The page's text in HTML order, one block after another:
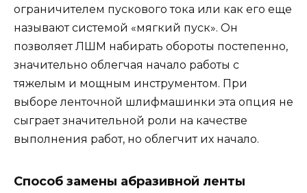
ограничителем пускового тока или как его еще
называют системой «мягкий пуск». Он
позволяет ЛШМ набирать обороты постепенно,
значительно облегчая начало работы с
тяжелым и мощным инструментом. При
выборе ленточной шлифмашинки эта опция не
сыграет значительной роли на качестве
выполнения работ, но облегчит их начало.
Способ замены абразивной ленты